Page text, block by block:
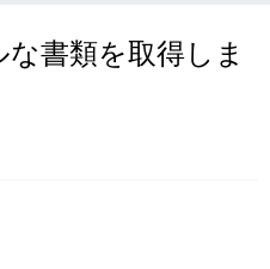
書類を取得しま